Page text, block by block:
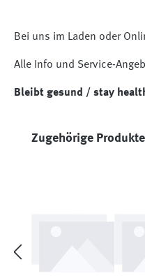
Bei uns im Laden oder
Alle Info und Service-
Bleibt gesund / stay
Produktgalerie
Zugehörige Produkte